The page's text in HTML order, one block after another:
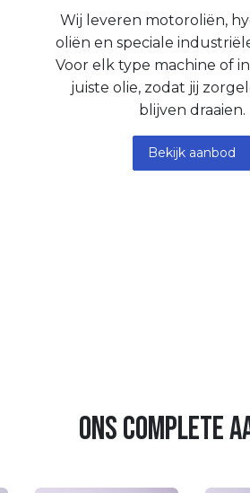
Wij leveren motoroliën,
oliën en speciale
Voor elk type machine of
juiste olie, zodat jij
blijven draaien.
Bekijk aanbod
ons complete